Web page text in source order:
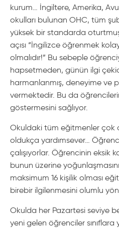
kurum… İngiltere, Amerika,
okulları bulunan OHC, tüm
yüksek bir standarda
açısı “İngilizce öğrenmek
olmalıdır!” Bu sebeple
hapsetmeden, günün ilgi
harmanlanmış, deneyime ve
vermektedir. Bu da
göstermesini sağlıyor.
Okuldaki tüm eğitmenler çok
oldukça yardımsever…
çalışıyorlar. Öğrencinin eksik
bunun üzerine yoğunlaşmasını
maksimum 16 kişilik olması
birebir ilgilenmesini olumlu
Okulda her Pazartesi seviye
yeni gelen öğrenciler sınıflara